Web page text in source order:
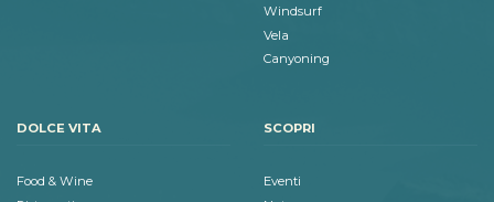
Windsurf
Vela
Canyoning
DOLCE VITA
Food & Wine
SCOPRI
Eventi